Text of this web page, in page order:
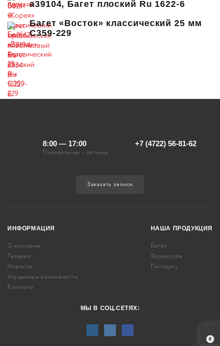
a39104, Багет плоский Ru 1622-6
Багет «Восток» классический 25 мм
C359-229
8:00 — 17:00
Понедельник - пятница
+7 (4722) 56-81-62
Заказать звонок
МЫ В СОЦ.СЕТЯХ:
ИНФОРМАЦИЯ
О компании
Галерея
Новости
Упущенные возможности
Контакты
НАША ПРОДУКЦИЯ
Багет
Фурнитура
Паспарту
0